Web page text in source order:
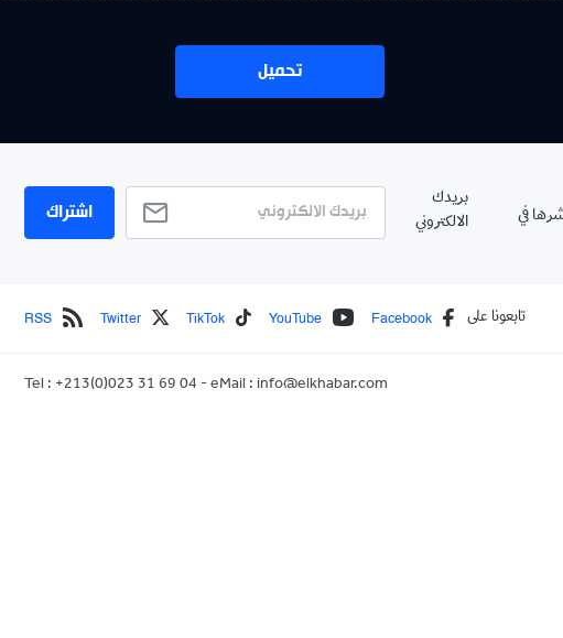
تحميل
في
بريدك
الالكتروني
اشتراك
تابعونا على Facebook
YouTube
TikTok
Twitter
RSS
Tel : +213(0)023 31 69 04 - eMail : info@elkhabar.com